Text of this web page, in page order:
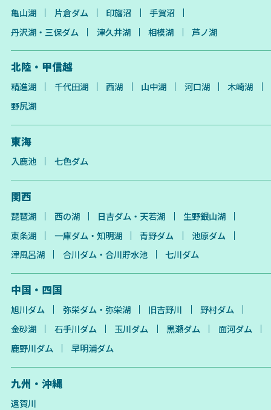
亀山湖
片倉ダム 印旛沼
手賀沼
丹沢湖・三保ダム
津久井湖 相模湖 芦ノ湖
北陸・甲信越
精進湖 千代田湖 西湖 山中湖 河口湖
木崎湖
野尻湖
東海
入鹿池 七色ダム
関西
琵琶湖 西の湖 日吉ダム・天若湖
生野銀山湖
東条湖
一庫ダム・知明湖 青野ダム
池原ダム
津風呂湖
合川ダム・合川貯水池 七川ダム
中国・四国
旭川ダム 弥栄ダム・弥栄湖 旧吉野川
野村ダム
金砂湖
石手川ダム 玉川ダム 黒瀬ダム
面河ダム
鹿野川ダム
早明浦ダム
九州・沖縄
遠賀川